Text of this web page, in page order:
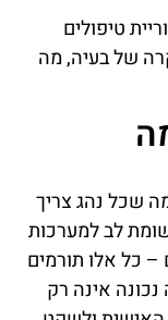
טיפולים
של בעיה, מה
שכל נהג צריך
לב למערכות
– כל אלו תורמים
אינה רק